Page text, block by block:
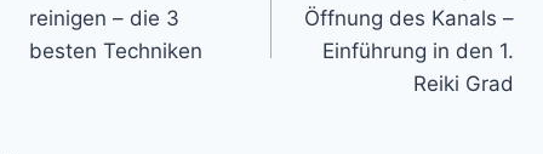
reinigen – die 3
besten Techniken
Öffnung des Kanals –
Einführung in den 1.
Reiki Grad